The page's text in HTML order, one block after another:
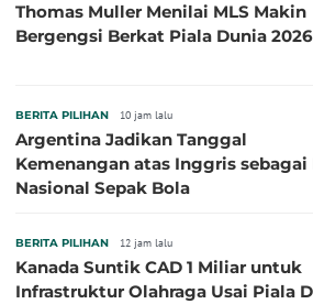
Thomas Muller Menilai MLS Makin
Bergengsi Berkat Piala Dunia 2026
BERITA PILIHAN 10 jam lalu
Argentina Jadikan Tanggal
Kemenangan atas Inggris sebagai
Nasional Sepak Bola
BERITA PILIHAN 12 jam lalu
Kanada Suntik CAD 1 Miliar untuk
Infrastruktur Olahraga Usai Piala